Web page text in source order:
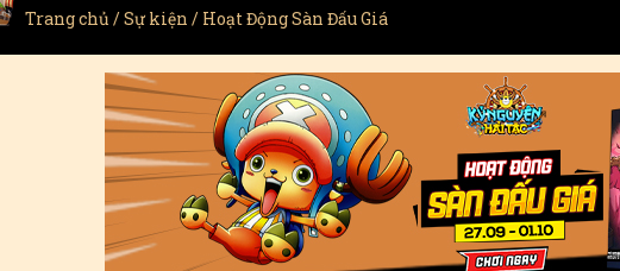
Trang chủ /Sự kiện / Hoạt Động Sàn Đấu Giá